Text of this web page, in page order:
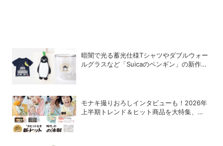
暗闇で光る蓄光仕様Tシャツやダブルウォー
ルグラスなど「Suicaのペンギン」の新作グ
モナキ撮りおろしインタビューも！2026年
上半期トレンド＆ヒット商品を大特集、